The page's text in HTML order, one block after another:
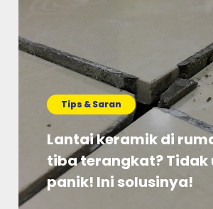
Tips & Saran
Lantai keramik di
tiba terangkat? Tidak
panik! Ini solusinya!